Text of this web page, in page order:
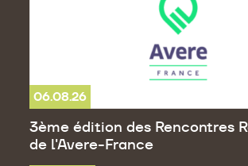
06.08.26
3ème édition des Rencontres
de l'Avere-France